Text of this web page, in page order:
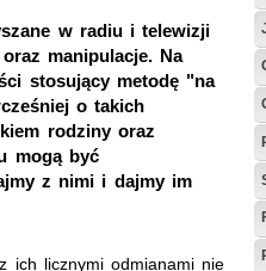
w radiu i telewizji
manipulacje. Na
stosujący metodę "na
o takich
rodziny oraz
mogą być
z nimi i dajmy im
ich licznymi odmianami nie